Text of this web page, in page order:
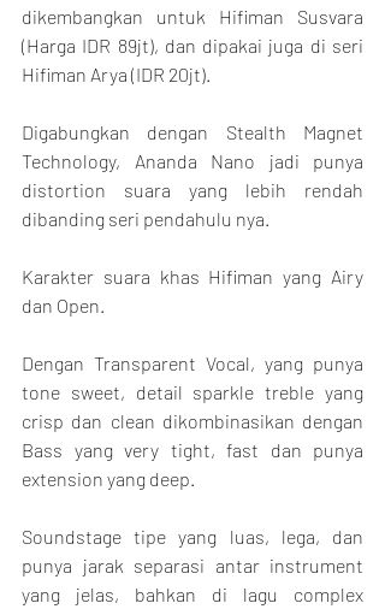
dikembangkan untuk Hifiman Susvara
(Harga IDR 89jt), dan dipakai juga di seri
Hifiman Arya (IDR 20jt).
Digabungkan dengan Stealth Magnet
Technology, Ananda Nano jadi punya
distortion suara yang lebih rendah
dibanding seri pendahulu nya.
Karakter suara khas Hifiman yang Airy
dan Open.
Dengan Transparent Vocal, yang punya
tone sweet, detail sparkle treble yang
crisp dan clean dikombinasikan dengan
Bass yang very tight, fast dan punya
extension yang deep.
Soundstage tipe yang luas, lega, dan
punya jarak separasi antar instrument
yang jelas, bahkan di lagu complex